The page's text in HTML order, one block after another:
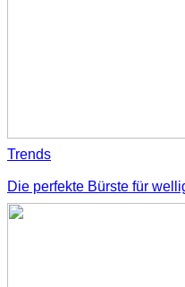
Trends
Die perfekte Bürste für